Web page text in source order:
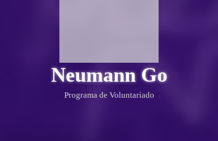
Neumann Go
Programa de Voluntariado